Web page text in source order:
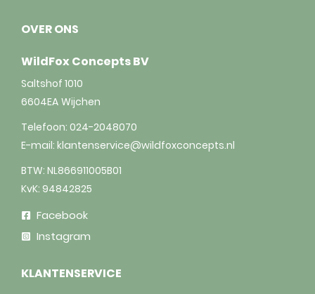
OVER ONS
WildFox Concepts BV
Saltshof 1010
6604EA Wijchen
Telefoon: 024-2048070
E-mail: klantenservice@wildfoxconcepts.nl
BTW: NL866911005B01
KvK: 94842825
Facebook
Instagram
KLANTENSERVICE